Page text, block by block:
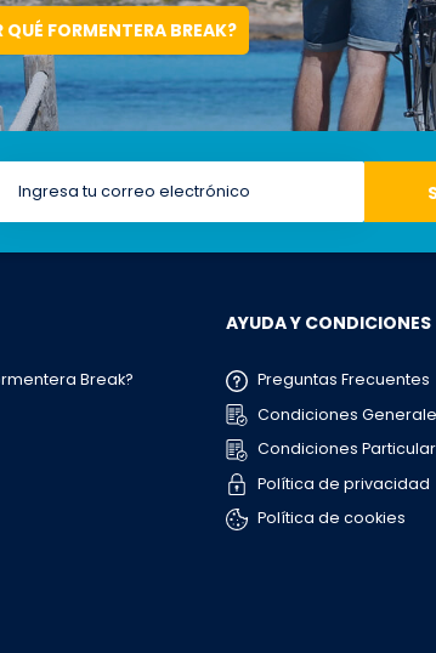
QUÉ FORMENTERA BREAK?
Break?
AYUDA Y CONDICIONES
Preguntas Frecuentes
Condiciones
Condiciones
Política de privacidad
Política de cookies